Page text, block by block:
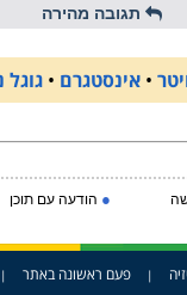
תגובה מהירה
• אינסטגרם • גוגל
● הודעה עם תוכן
| פעם ראשונה באתר |